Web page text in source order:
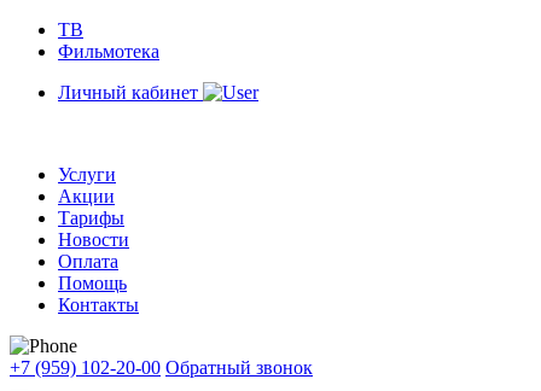
ТВ
Фильмотека
Личный кабинет
Услуги
Акции
Тарифы
Новости
Оплата
Помощь
Контакты
+7 (959) 102-20-00 Обратный звонок